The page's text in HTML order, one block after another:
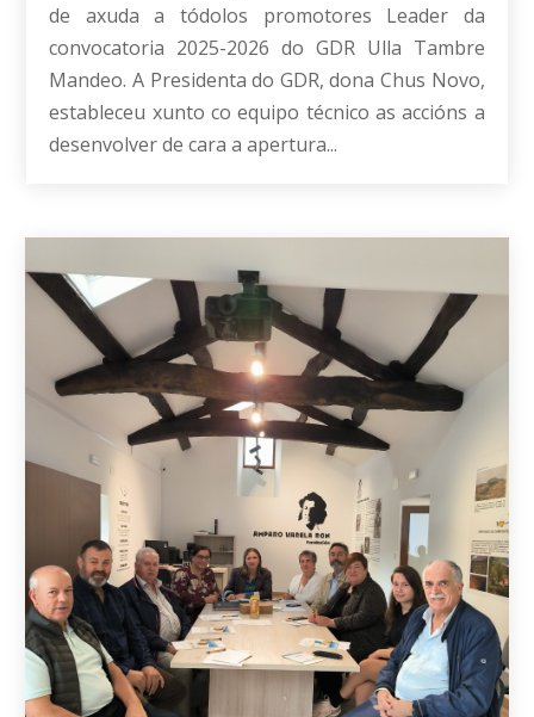
de axuda a tódolos promotores Leader da
convocatoria 2025-2026 do GDR Ulla Tambre
Mandeo. A Presidenta do GDR, dona Chus Novo,
estableceu xunto co equipo técnico as accións a
desenvolver de cara a apertura...